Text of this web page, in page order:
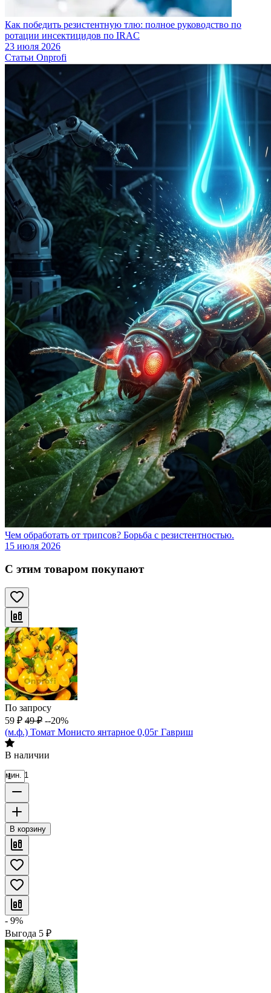
Как победить резистентную тлю: полное руководство по
ротации инсектицидов по IRAC
23 июля 2026
Статьи Onprofi
Чем обработать от трипсов? Борьба с резистентностью.
15 июля 2026
С этим товаром покупают
По запросу
59 ₽ 49 ₽ --20%
(м.ф.) Томат Монисто янтарное 0,05г Гавриш
В наличии
мин. 1
В корзину
- 9%
Выгода 5 ₽